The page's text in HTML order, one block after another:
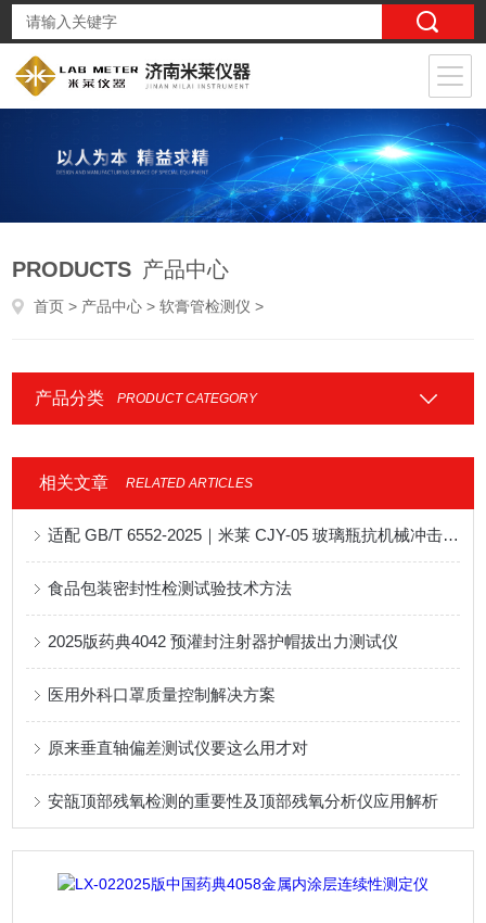
PRODUCTS 产品中心
首页 > 产品中心 >软膏管检测仪 >
产品分类 PRODUCT CATEGORY
相关文章 RELATED ARTICLES
适配 GB/T 6552-2025｜米莱 CJY-05 玻璃瓶抗机械冲击试验机技术解析
食品包装密封性检测试验技术方法
2025版药典4042 预灌封注射器护帽拔出力测试仪
医用外科口罩质量控制解决方案
原来垂直轴偏差测试仪要这么用才对
安瓿顶部残氧检测的重要性及顶部残氧分析仪应用解析